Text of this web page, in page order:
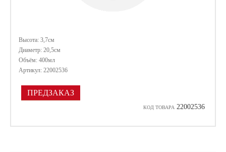
Высота: 3,7см
Диаметр: 20,5см
Объём: 400мл
Артикул: 22002536
ПРЕДЗАКАЗ
КОД ТОВАРА 22002536